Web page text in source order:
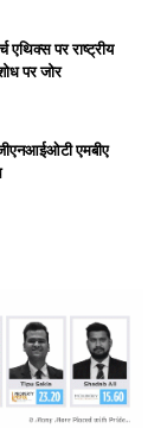
पर राष्ट्रीय
पर जोर
एमबीए